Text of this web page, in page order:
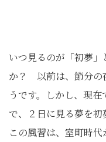
いつ見るのが「初夢
か？ 以前は、節分の
うです。しかし、現
で、２日に見る夢を初
この風習は、室町時代